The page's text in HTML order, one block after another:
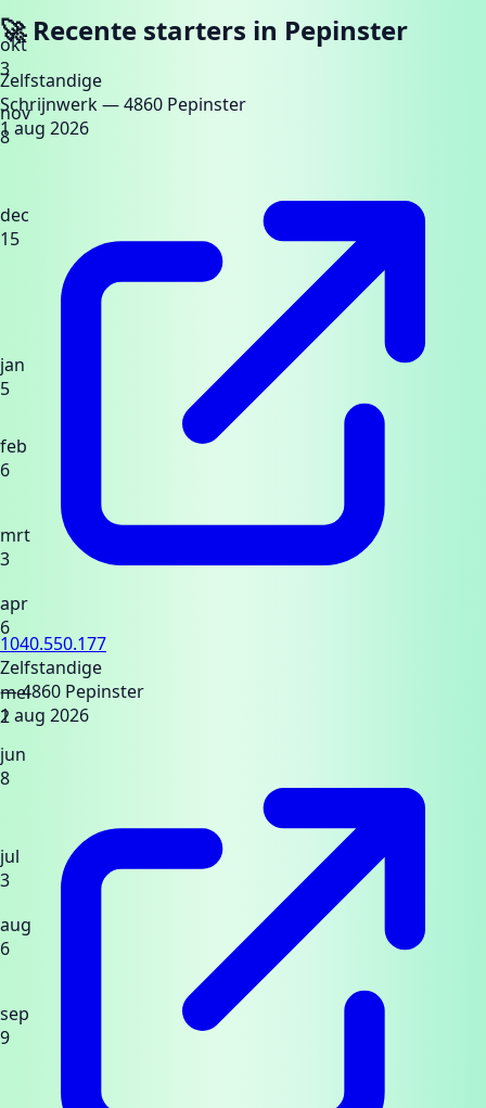
okt
3
nov
8
dec
15
jan
5
feb
6
mrt
3
apr
6
mei
2
jun
8
jul
3
aug
6
sep
9
🚀 Recente starters in Pepinster
Zelfstandige
Schrijnwerk— 4860 Pepinster
1 aug 2026
1040.550.177
Zelfstandige
— 4860 Pepinster
1 aug 2026